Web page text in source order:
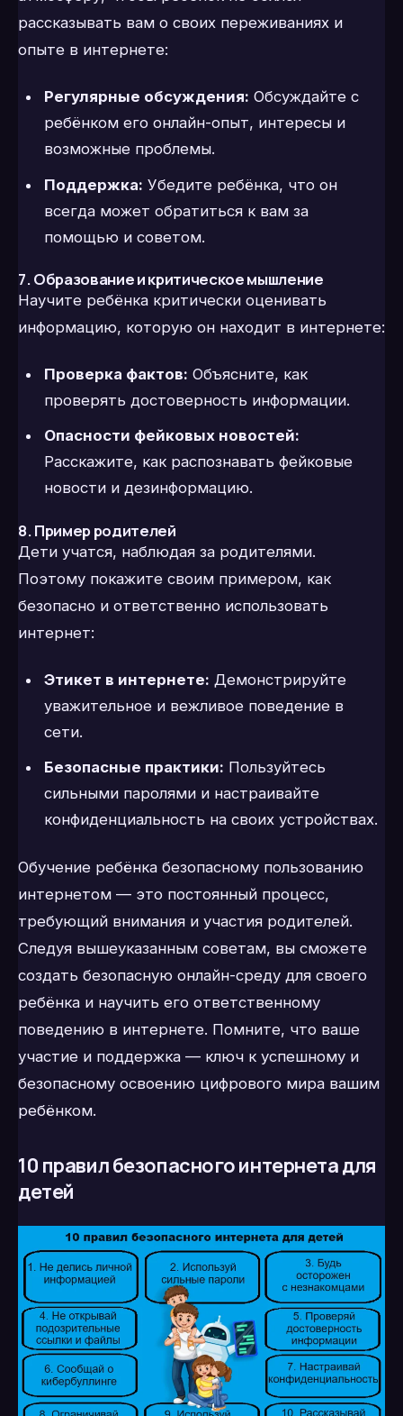
рассказывать вам о своих переживаниях и
опыте в интернете:
Регулярные обсуждения: Обсуждайте с
ребёнком его онлайн-опыт, интересы и
возможные проблемы.
Поддержка: Убедите ребёнка, что он
всегда может обратиться к вам за
помощью и советом.
7. Образование и критическое мышление
Научите ребёнка критически оценивать
информацию, которую он находит в интернете:
Проверка фактов: Объясните, как
проверять достоверность информации.
Опасности фейковых новостей:
Расскажите, как распознавать фейковые
новости и дезинформацию.
8. Пример родителей
Дети учатся, наблюдая за родителями.
Поэтому покажите своим примером, как
безопасно и ответственно использовать
интернет:
Этикет в интернете: Демонстрируйте
уважительное и вежливое поведение в
сети.
Безопасные практики: Пользуйтесь
сильными паролями и настраивайте
конфиденциальность на своих устройствах.
Обучение ребёнка безопасному пользованию
интернетом — это постоянный процесс,
требующий внимания и участия родителей.
Следуя вышеуказанным советам, вы сможете
создать безопасную онлайн-среду для своего
ребёнка и научить его ответственному
поведению в интернете. Помните, что ваше
участие и поддержка — ключ к успешному и
безопасному освоению цифрового мира вашим
ребёнком.
10 правил безопасного интернета для
детей